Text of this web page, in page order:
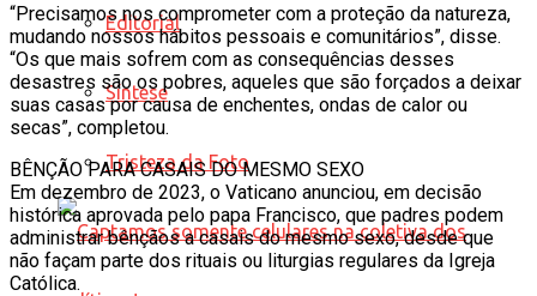
Editorial
Síntese
Tristeza da Foto
“Precisamos nos comprometer com a proteção da natureza,
mudando nossos hábitos pessoais e comunitários”, disse.
“Os que mais sofrem com as consequências desses
desastres são os pobres, aqueles que são forçados a deixar
suas casas por causa de enchentes, ondas de calor ou
secas”, completou.
BÊNÇÃO PARA CASAIS DO MESMO SEXO
Em dezembro de 2023, o Vaticano anunciou, em decisão
histórica aprovada pelo papa Francisco, que padres podem
administrar bênçãos a casais do mesmo sexo, desde que
não façam parte dos rituais ou liturgias regulares da Igreja
Católica.